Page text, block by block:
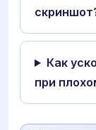
Как
при